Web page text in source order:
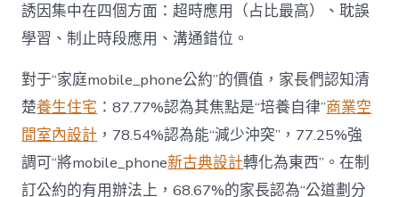
誘因集中在四個方面：超時應用（占比最高）、耽誤
學習、制止時段應用、溝通錯位。
對于“家庭mobile_phone公約”的價值，家長們認知清
楚養生住宅 ：87.77%認為其焦點是“培養自律”商業空
間室內設計 ，78.54%認為能“減少沖突”，77.25%強
調可“將mobile_phone新古典設計轉化為東西”。在制
訂公約的有用辦法上，68.67%的家長認為“公道劃分